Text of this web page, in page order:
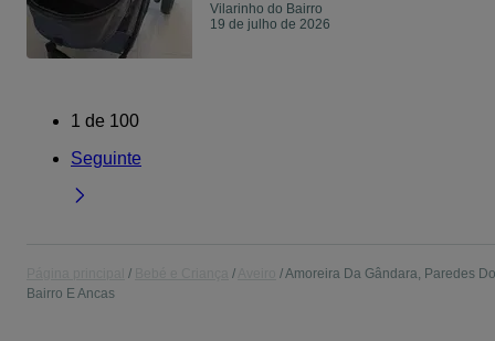
Vilarinho do Bairro
19 de julho de 2026
1 de 100
Seguinte
Amoreira Da Gândara, Paredes Do
Bairro E Ancas